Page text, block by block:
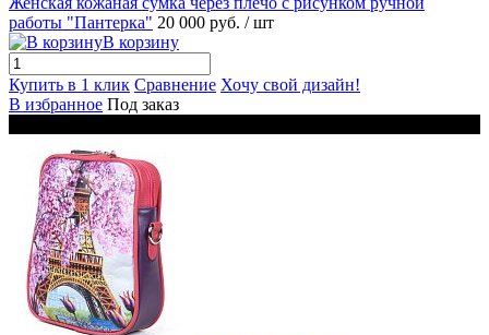
работы "Пантерка" 20 000 руб. / шт
В корзину
Купить в 1 клик Сравнение Хочу свой дизайн!
В избранное Под заказ